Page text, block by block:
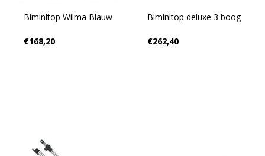
Biminitop Wilma Blauw
€168,20
Biminitop deluxe 3 boog
€262,40